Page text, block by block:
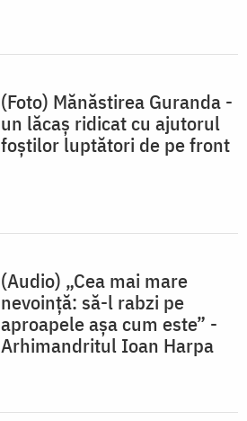
(Foto) Mănăstirea Guranda -
un lăcaș ridicat cu ajutorul
foştilor luptători de pe front
(Audio) „Cea mai mare
nevoință: să-l rabzi pe
aproapele așa cum este” -
Arhimandritul Ioan Harpa